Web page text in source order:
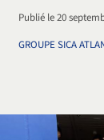
Publié le 20
GROUPE SICA